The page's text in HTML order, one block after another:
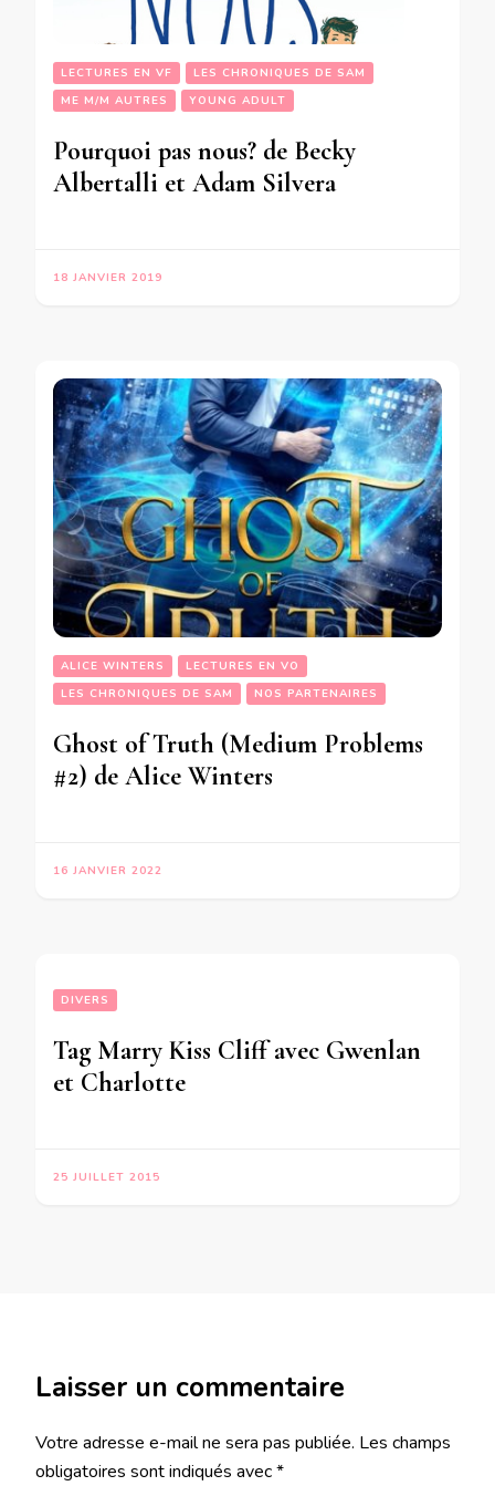
LECTURES EN VF
LES CHRONIQUES DE SAM
ME M/M AUTRES
YOUNG ADULT
Pourquoi pas nous? de Becky
Albertalli et Adam Silvera
18 JANVIER 2019
ALICE WINTERS
LECTURES EN VO
LES CHRONIQUES DE SAM
NOS PARTENAIRES
Ghost of Truth (Medium Problems
#2) de Alice Winters
16 JANVIER 2022
DIVERS
Tag Marry Kiss Cliff avec Gwenlan
et Charlotte
25 JUILLET 2015
Laisser un commentaire
Votre adresse e-mail ne sera pas publiée. Les champs
obligatoires sont indiqués avec*